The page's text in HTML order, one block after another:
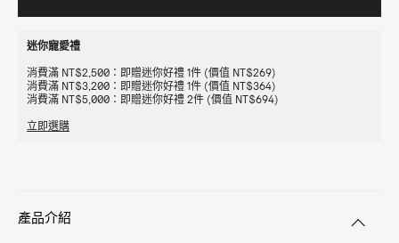
迷你寵愛禮
消費滿 NT$2,500：即贈迷你好禮 1件 (價值 NT$269)
消費滿 NT$3,200：即贈迷你好禮 1件 (價值 NT$364)
消費滿 NT$5,000：即贈迷你好禮 2件 (價值 NT$694)
立即選購
產品介紹